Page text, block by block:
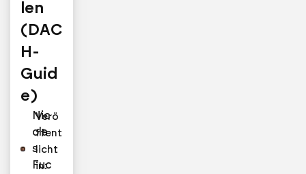
len
(DAC
H-
Guid
e)
Nic
ola
s
Fuc
Verö
ffent
licht
in: